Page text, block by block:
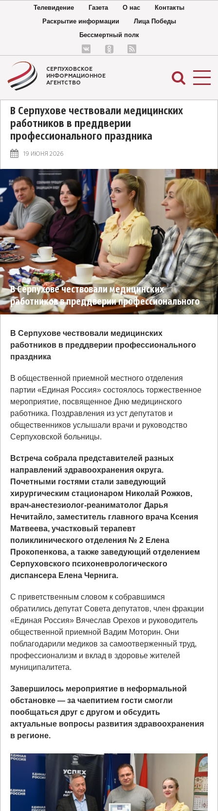
Телевидение Газета О нас
Контакты
Раскрытие информации
Лица Победы
Бессмертный полк
СЕРПУХОВСКОЕ
ИНФОРМАЦИОННОЕ
АГЕНТСТВО
В Серпухове чествовали медицинских
работников в преддверии
профессионального праздника
19 ИЮНЯ 2026
В Серпухове чествовали медицинских
работников в преддверии профессионального
праздника
В Серпухове чествовали медицинских
работников в преддверии профессионального
праздника
В общественной приемной местного отделения
партии «Единая Россия» состоялось торжественное
мероприятие, посвященное Дню медицинского
работника. Поздравления из уст депутатов и
общественников услышали врачи и руководство
Серпуховской больницы.
Встреча собрала представителей разных
направлений здравоохранения округа.
Почетными гостями стали заведующий
хирургическим стационаром Николай Рожков,
врач-анестезиолог-реаниматолог Дарья
Нечитайло, заместитель главного врача Ксения
Матвеева, участковый терапевт
поликлинического отделения № 2 Елена
Прокопенкова, а также заведующий отделением
Серпуховского психоневрологического
диспансера Елена Чернига.
С приветственным словом к собравшимся
обратились депутат Совета депутатов, член фракции
«Единая Россия» Вячеслав Орехов и руководитель
общественной приемной Вадим Моторин. Они
поблагодарили медиков за самоотверженный труд,
профессионализм и вклад в здоровье жителей
муниципалитета.
Завершилось мероприятие в неформальной
обстановке — за чаепитием гости смогли
пообщаться друг с другом и обсудить
актуальные вопросы развития здравоохранения
в регионе.